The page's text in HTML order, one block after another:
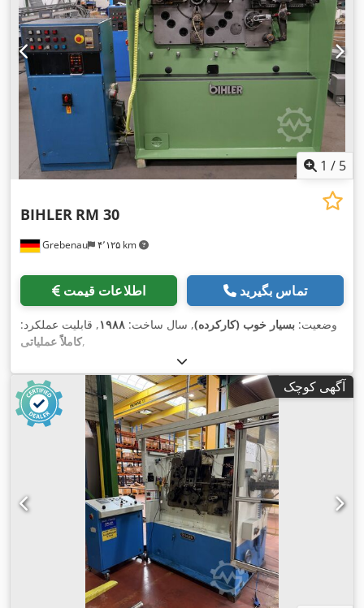
1 / 5
Grebenau ۴٬۱۲۵ km
BIHLER RM 30
اطلاعات قیمت تماس بگیرید
وضعیت: بسیار خوب (کارکرده), سال ساخت: ۱۹۸۸, قابلیت عملکرد:
کاملاً عملیاتی,
آگهی کوچک